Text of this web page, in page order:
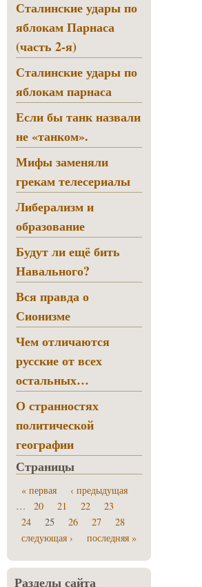
Сталинские удары по
яблокам Парнаса
(часть 2-я)
Сталинские удары по
яблокам парнаса
Если бы танк назвали
не «танком».
Мифы заменяли
грекам телесериалы
Либерализм и
образование
Будут ли ещё бить
Навального?
Вся правда о
Сионизме
Чем отличаются
русские от всех
остальных…
О странностях
политической
географии
Страницы
« первая
‹ предыдущая
…
20 21 22
23
24
25 26 27
28
следующая ›
последняя »
Разделы сайта